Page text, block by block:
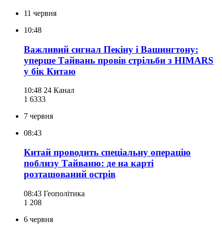
11 червня
10:48
Важливий сигнал Пекіну і Вашингтону:
уперше Тайвань провів стрільби з HIMARS
у бік Китаю
10:48 24 Канал
1 6333
7 червня
08:43
Китай проводить спеціальну операцію
поблизу Тайваню: де на карті
розташований острів
08:43 Геополітика
1 208
6 червня